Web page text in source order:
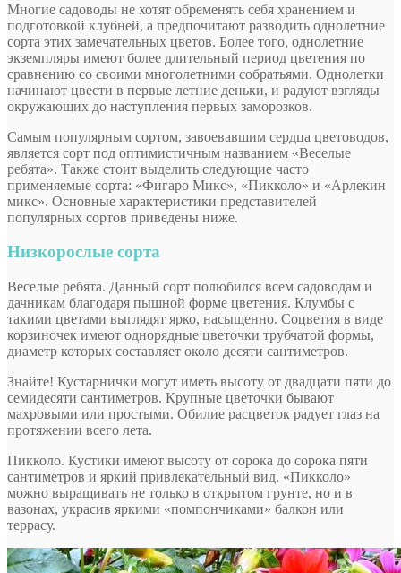
Многие садоводы не хотят обременять себя хранением и
подготовкой клубней, а предпочитают разводить однолетние
сорта этих замечательных цветов. Более того, однолетние
экземпляры имеют более длительный период цветения по
сравнению со своими многолетними собратьями. Однолетки
начинают цвести в первые летние деньки, и радуют взгляды
окружающих до наступления первых заморозков.
Самым популярным сортом, завоевавшим сердца цветоводов,
является сорт под оптимистичным названием «Веселые
ребята». Также стоит выделить следующие часто
применяемые сорта: «Фигаро Микс», «Пикколо» и «Арлекин
микс». Основные характеристики представителей
популярных сортов приведены ниже.
Низкорослые сорта
Веселые ребята. Данный сорт полюбился всем садоводам и
дачникам благодаря пышной форме цветения. Клумбы с
такими цветами выглядят ярко, насыщенно. Соцветия в виде
корзиночек имеют однорядные цветочки трубчатой формы,
диаметр которых составляет около десяти сантиметров.
Знайте! Кустарнички могут иметь высоту от двадцати пяти до
семидесяти сантиметров. Крупные цветочки бывают
махровыми или простыми. Обилие расцветок радует глаз на
протяжении всего лета.
Пикколо. Кустики имеют высоту от сорока до сорока пяти
сантиметров и яркий привлекательный вид. «Пикколо»
можно выращивать не только в открытом грунте, но и в
вазонах, украсив яркими «помпончиками» балкон или
террасу.